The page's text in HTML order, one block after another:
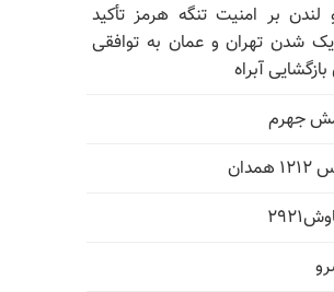
لندن بر امنیت تنگه هرمز تأکید
شدن تهران و عمان به توافقی
آبراه
جهرم